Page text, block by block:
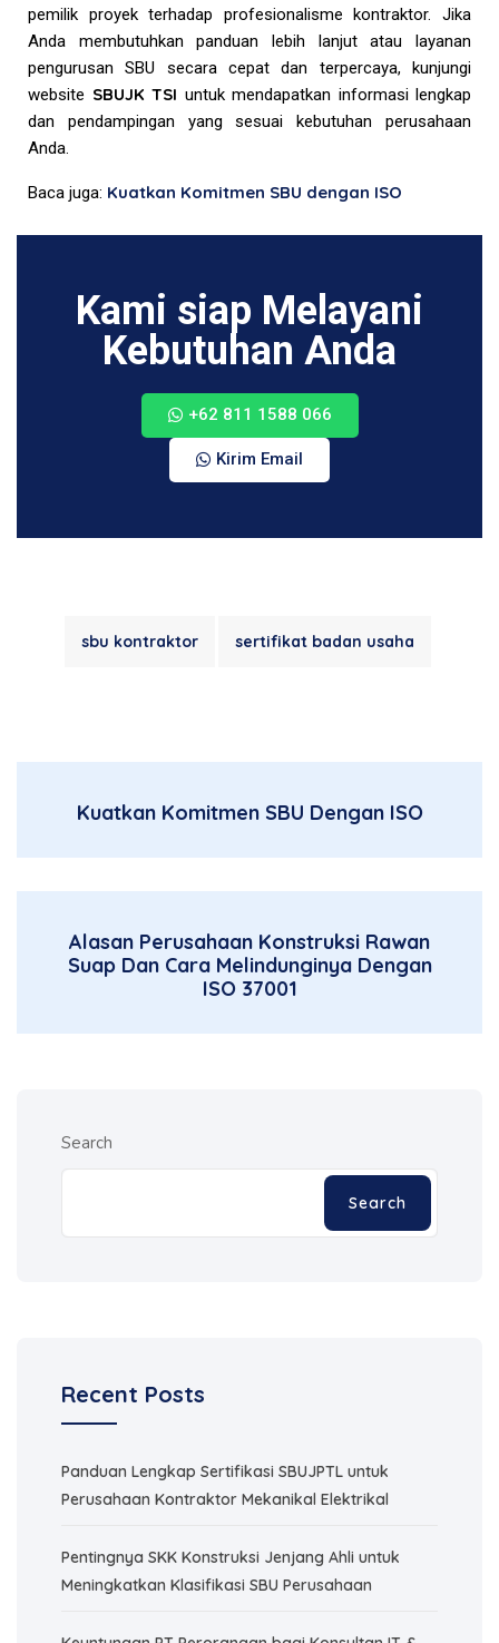
pemilik proyek terhadap profesionalisme kontraktor. Jika
Anda membutuhkan panduan lebih lanjut atau layanan
pengurusan SBU secara cepat dan terpercaya, kunjungi
website SBUJK TSI untuk mendapatkan informasi lengkap
dan pendampingan yang sesuai kebutuhan perusahaan
Anda.
Baca juga: Kuatkan Komitmen SBU dengan ISO
Kami siap Melayani
Kebutuhan Anda
+62 811 1588 066
Kirim Email
sbu kontraktor sertifikat badan usaha
Kuatkan Komitmen SBU Dengan ISO
Alasan Perusahaan Konstruksi Rawan
Suap Dan Cara Melindunginya Dengan
ISO 37001
Search
Search
Recent Posts
Panduan Lengkap Sertifikasi SBUJPTL untuk
Perusahaan Kontraktor Mekanikal Elektrikal
Pentingnya SKK Konstruksi Jenjang Ahli untuk
Meningkatkan Klasifikasi SBU Perusahaan